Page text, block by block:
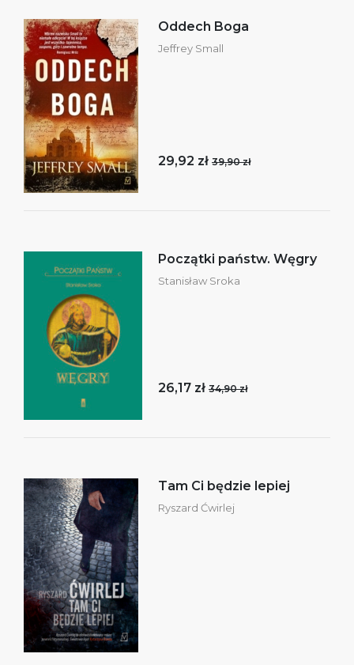
Oddech Boga
Jeffrey Small
29,92 zł 39,90 zł
Początki państw. Węgry
Stanisław Sroka
26,17 zł 34,90 zł
Tam Ci będzie lepiej
Ryszard Ćwirlej